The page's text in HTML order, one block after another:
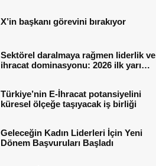
X’in başkanı görevini bırakıyor
Sektörel daralmaya rağmen liderlik ve
ihracat dominasyonu: 2026 ilk yarı
Türkiye’nin E-İhracat potansiyelini
küresel ölçeğe taşıyacak iş birliği
Geleceğin Kadın Liderleri İçin Yeni
Dönem Başvuruları Başladı